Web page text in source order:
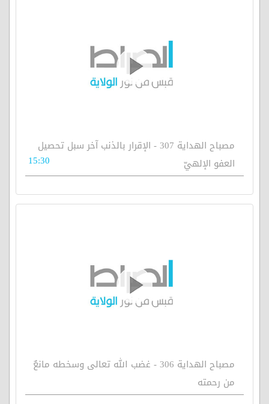
مصباح الهداية 307 - الإقرار بالذنب آخر سبل تحصيل
العفو الإلهيّ
15:30
مصباح الهداية 306 - غضب الله تعالى وسخطه مانعٌ
من رحمته